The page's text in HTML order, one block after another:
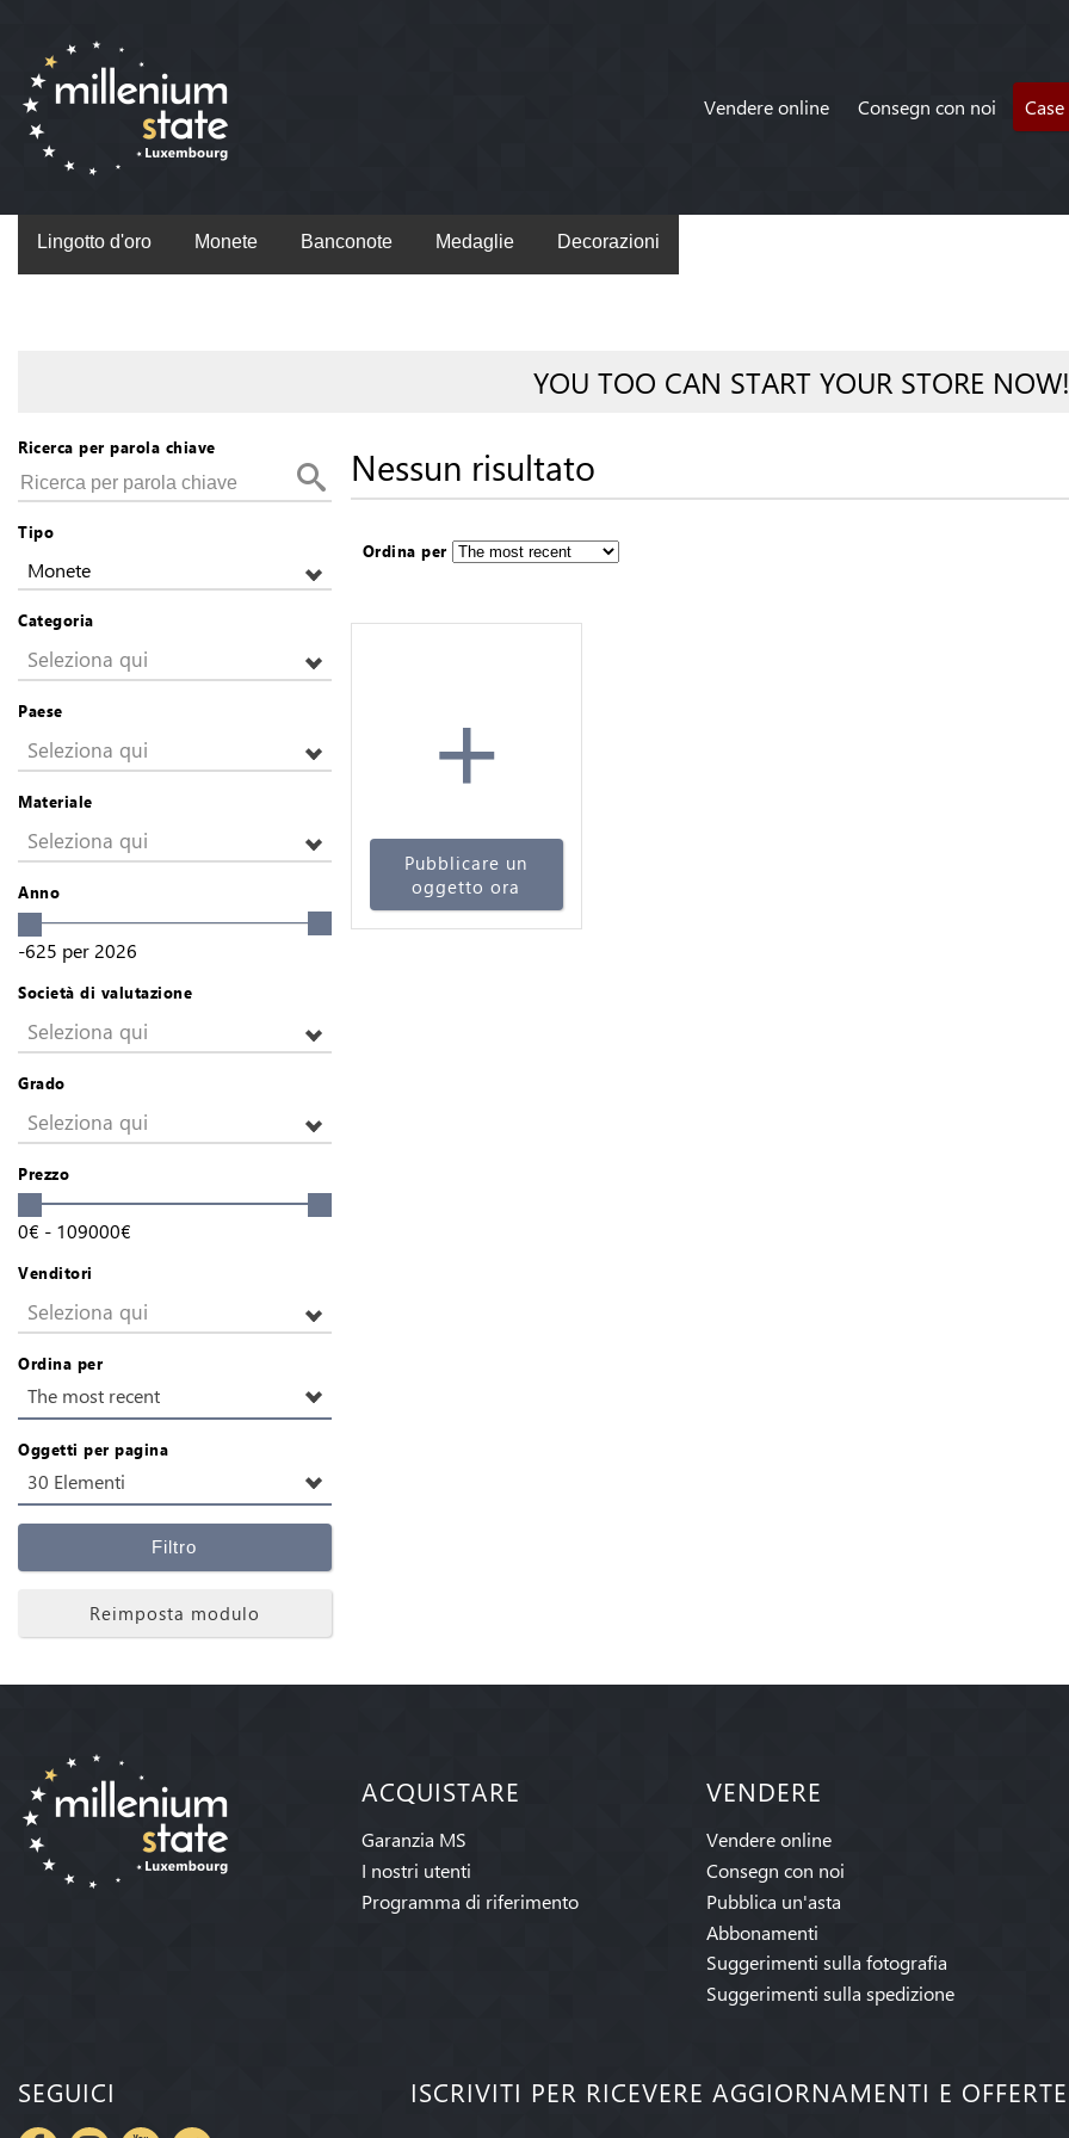
Vendere online Consegn con noi
Lingotto d'oro Monete Banconote Medaglie Decorazioni
YOU TOO CAN START YOUR STORE NOW!
Ricerca per parola chiave
Tipo
Monete
Categoria
Seleziona qui
Paese
Seleziona qui
Materiale
Seleziona qui
Anno
-625 per 2026
Società di valutazione
Seleziona qui
Grado
Seleziona qui
Prezzo
0€ - 109000€
Venditori
Seleziona qui
Ordina per
The most recent
Oggetti per pagina
30 Elementi
Filtro
Reimposta modulo
Nessun risultato
Ordina per
+
Pubblicare un
oggetto ora
ACQUISTARE
Garanzia MS
I nostri utenti
Programma di riferimento
VENDERE
Vendere online
Consegn con noi
Pubblica un'asta
Abbonamenti
Suggerimenti sulla fotografia
Suggerimenti sulla spedizione
SEGUICI ISCRIVITI PER RICEVERE AGGIORNAMENTI E